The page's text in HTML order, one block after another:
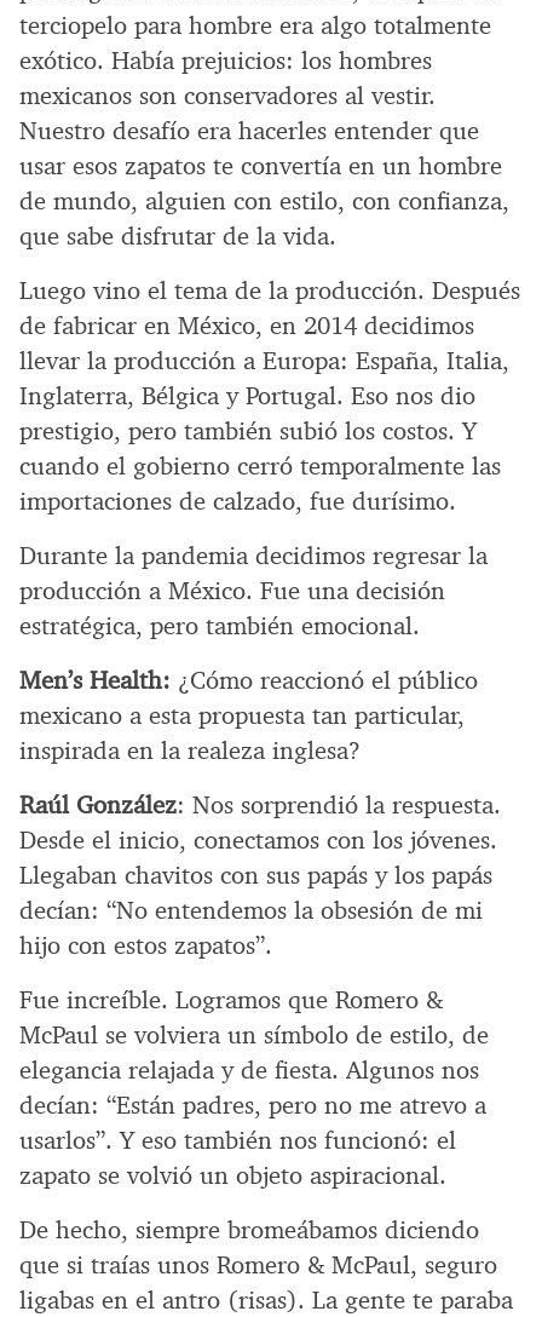
terciopelo para hombre era algo totalmente
exótico. Había prejuicios: los hombres
mexicanos son conservadores al vestir.
Nuestro desafío era hacerles entender que
usar esos zapatos te convertía en un hombre
de mundo, alguien con estilo, con confianza,
que sabe disfrutar de la vida.
Luego vino el tema de la producción. Después
de fabricar en México, en 2014 decidimos
llevar la producción a Europa: España, Italia,
Inglaterra, Bélgica y Portugal. Eso nos dio
prestigio, pero también subió los costos. Y
cuando el gobierno cerró temporalmente las
importaciones de calzado, fue durísimo.
Durante la pandemia decidimos regresar la
producción a México. Fue una decisión
estratégica, pero también emocional.
Men’s Health: ¿Cómo reaccionó el público
mexicano a esta propuesta tan particular,
inspirada en la realeza inglesa?
Raúl González: Nos sorprendió la respuesta.
Desde el inicio, conectamos con los jóvenes.
Llegaban chavitos con sus papás y los papás
decían: “No entendemos la obsesión de mi
hijo con estos zapatos”.
Fue increíble. Logramos que Romero &
McPaul se volviera un símbolo de estilo, de
elegancia relajada y de fiesta. Algunos nos
decían: “Están padres, pero no me atrevo a
usarlos”. Y eso también nos funcionó: el
zapato se volvió un objeto aspiracional.
De hecho, siempre bromeábamos diciendo
que si traías unos Romero & McPaul, seguro
ligabas en el antro (risas). La gente te paraba